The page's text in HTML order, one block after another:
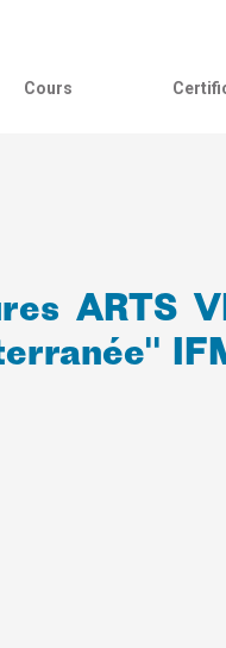
Cours
ARTS